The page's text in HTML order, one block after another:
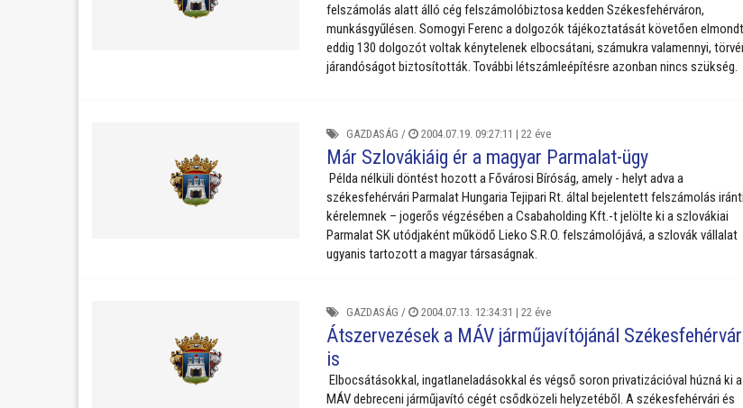
felszámolás alatt álló cég felszámolóbiztosa kedden Székesfehérváron,
munkásgyűlésen. Somogyi Ferenc a dolgozók tájékoztatását követően
eddig 130 dolgozót voltak kénytelenek elbocsátani, számukra valamennyi,
járandóságot biztosították. További létszámleépítésre azonban nincs szükség.
GAZDASÁG / 2004.07.19. 09:27:11 | 22 éve
Már Szlovákiáig ér a magyar Parmalat-ügy
Példa nélküli döntést hozott a Fővárosi Bíróság, amely - helyt adva a
székesfehérvári Parmalat Hungaria Tejipari Rt. által bejelentett felszámolás iránti
kérelemnek – jogerős végzésében a Csabaholding Kft.-t jelölte ki a szlovákiai
Parmalat SK utódjaként működő Lieko S.R.O. felszámolójává, a szlovák vállalat
ugyanis tartozott a magyar társaságnak.
GAZDASÁG / 2004.07.13. 12:34:31 | 22 éve
Átszervezések a MÁV járműjavítójánál
is
Elbocsátásokkal, ingatlaneladásokkal és végső soron privatizációval húzná ki a
MÁV debreceni járműjavító cégét csődközeli helyzetéből. A székesfehérvári és